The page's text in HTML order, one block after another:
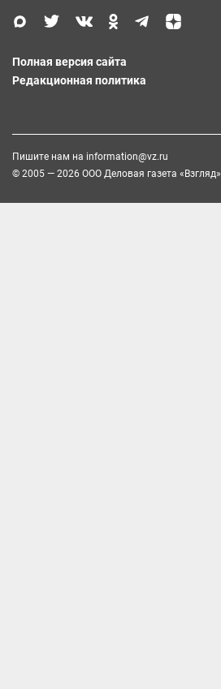
Полная версия сайта
Редакционная политика
Пишите нам на information@vz.ru
© 2005 — 2026 ООО Деловая газета «Взгляд»